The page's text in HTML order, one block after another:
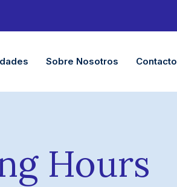
Sobre Nosotros Contacto
Hours